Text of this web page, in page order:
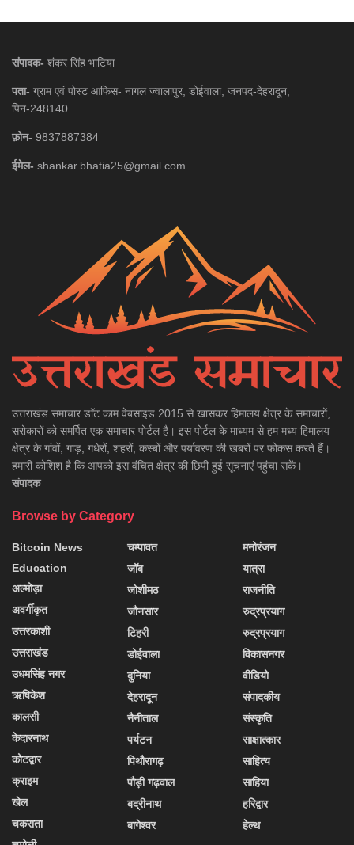
संपादक- शंकर सिंह भाटिया
पता- ग्राम एवं पोस्ट आफिस- नागल ज्वालापुर, डोईवाला, जनपद-देहरादून,
पिन-248140
फ़ोन- 9837887384
ईमेल- shankar.bhatia25@gmail.com
उत्तराखंड समाचार डाॅट काम वेबसाइड 2015 से खासकर हिमालय क्षेत्र के समाचारों,
सरोकारों को समर्पित एक समाचार पोर्टल है। इस पोर्टल के माध्यम से हम मध्य हिमालय
क्षेत्र के गांवों, गाड़, गधेरों, शहरों, कस्बों और पर्यावरण की खबरों पर फोकस करते हैं।
हमारी कोशिश है कि आपको इस वंचित क्षेत्र की छिपी हुई सूचनाएं पहुंचा सकें।
संपादक
Browse by Category
Bitcoin News
Education
अल्मोड़ा
अवर्गीकृत
उत्तरकाशी
उत्तराखंड
उधमसिंह नगर
ऋषिकेश
कालसी
केदारनाथ
कोटद्वार
क्राइम
खेल
चकराता
चम्पावत
जॉब
जोशीमठ
जौनसार
टिहरी
डोईवाला
दुनिया
देहरादून
नैनीताल
पर्यटन
पिथौरागढ़
पौड़ी गढ़वाल
बद्रीनाथ
बागेश्वर
मनोरंजन
यात्रा
राजनीति
रुद्रप्रयाग
रुद्रप्रयाग
विकासनगर
वीडियो
संपादकीय
संस्कृति
साक्षात्कार
साहित्य
साहिया
हरिद्वार
हेल्थ